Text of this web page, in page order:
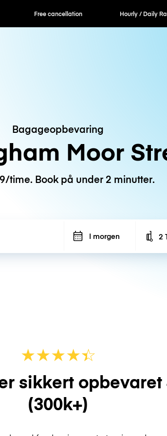
cancellation Hourly / Daily Rates
Bagageopbevaring
Moor
time. Book på under 2 minutter.
I morgen 2
★★★★☆
★
sikkert opbevaret
(300k+)